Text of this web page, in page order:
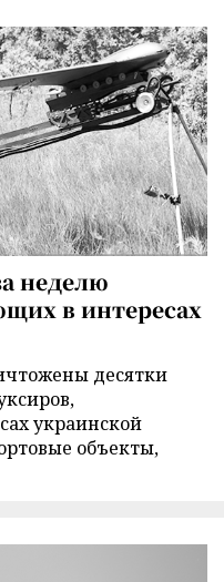
неделю
в интересах
десятки
украинской
объекты,